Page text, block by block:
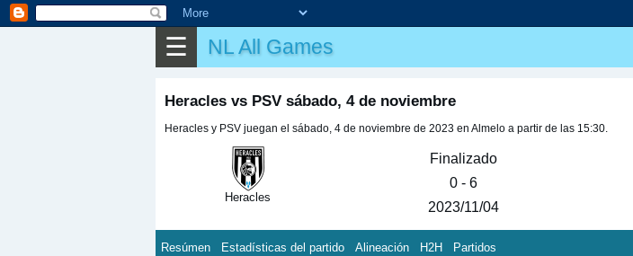
☰ NL All Games
Heracles vs PSV sábado, 4 de noviembre
Heracles y PSV juegan el sábado, 4 de noviembre de 2023 en Almelo a partir de las 15:30.
Heracles
Finalizado
0 - 6
2023/11/04
Resúmen Estadísticas del partido Alineación H2H Partidos